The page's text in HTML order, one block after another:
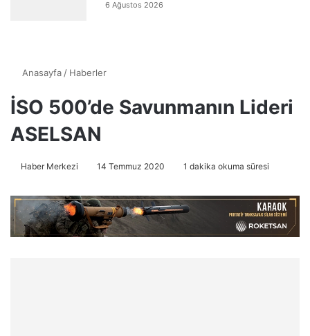
6 Ağustos 2026